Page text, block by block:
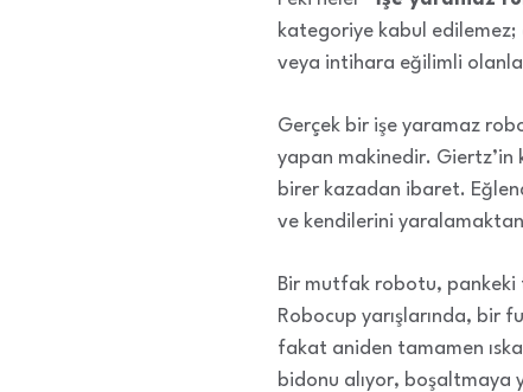
kategoriye kabul edilemez;
veya intihara eğilimli
Gerçek bir işe yaramaz
yapan makinedir. Giertz’in
birer kazadan ibaret.
ve kendilerini
Bir mutfak robotu, pankeki
Robocup yarışlarında, bir
fakat aniden tamamen
bidonu alıyor, boşaltmaya